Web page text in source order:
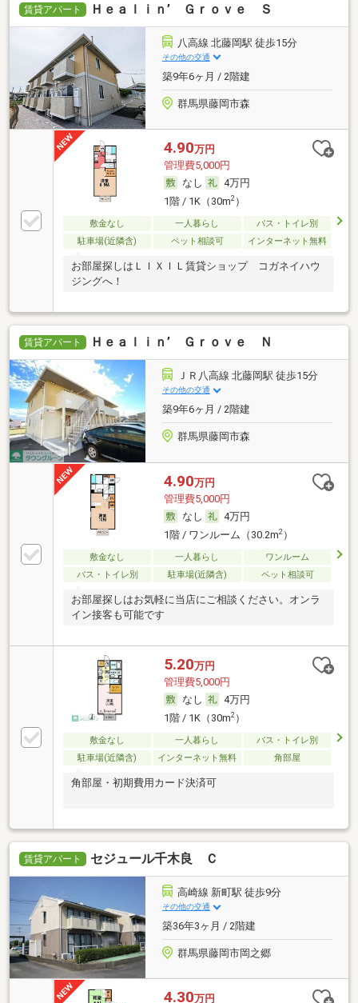
賃貸アパート Ｈｅａｌｉｎ’ Ｇｒｏｖｅ Ｓ
八高線 北藤岡駅 徒歩15分
その他の交通
築9年6ヶ月 / 2階建
群馬県藤岡市森
4.90万円
管理費5,000円
なし
4万円
1階 / 1K（30m2）
敷金なし 一人暮らし
バス・トイレ別
駐車場(近隣含)
ペット相談可 インターネット無料
お部屋探しはＬＩＸＩＬ賃貸ショップ コガネイハウ
ジングへ！
賃貸アパート Ｈｅａｌｉｎ’ Ｇｒｏｖｅ Ｎ
ＪＲ八高線 北藤岡駅 徒歩15分
その他の交通
築9年6ヶ月 / 2階建
群馬県藤岡市森
4.90万円
管理費5,000円
なし
4万円
1階 / ワンルーム（30.2m2）
敷金なし 一人暮らし
ワンルーム
バス・トイレ別
駐車場(近隣含) ペット相談可
お部屋探しはお気軽に当店にご相談ください。オンラ
イン接客も可能です
5.20万円
管理費5,000円
なし
4万円
1階 / 1K（30m2）
敷金なし 一人暮らし
バス・トイレ別
駐車場(近隣含)
インターネット無料 角部屋
角部屋・初期費用カード決済可
賃貸アパート セジュール千木良 Ｃ
高崎線 新町駅 徒歩9分
その他の交通
築36年3ヶ月 / 2階建
群馬県藤岡市岡之郷
4.30万円